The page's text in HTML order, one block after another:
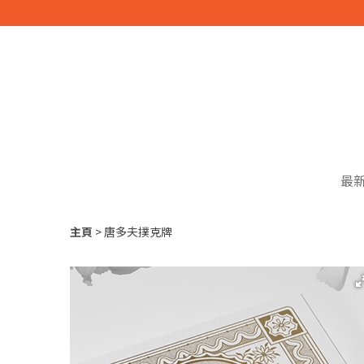
最
主頁 唐多夫撲克牌